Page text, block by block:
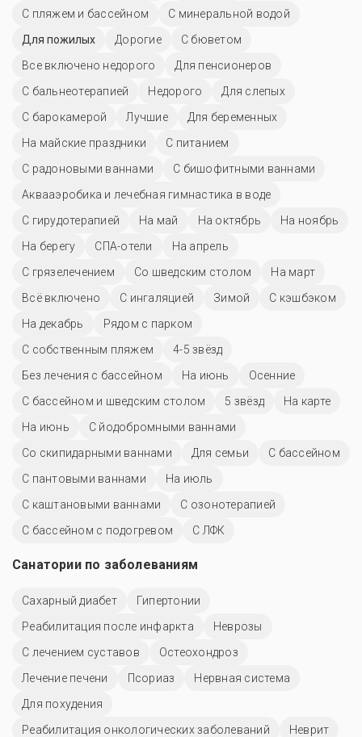
С пляжем и бассейном
С минеральной водой
Для пожилых
Дорогие
С бюветом
Все включено недорого
Для пенсионеров
С бальнеотерапией
Недорого
Для слепых
С барокамерой
Лучшие
Для беременных
На майские праздники
С питанием
С радоновыми ваннами
С бишофитными ваннами
Аквааэробика и лечебная гимнастика в воде
С гирудотерапией
На май На октябрь
На ноябрь
На берегу
СПА-отели
На апрель
С грязелечением
Со шведским столом
На март
Всё включено
С ингаляцией Зимой
С кэшбэком
На декабрь
Рядом с парком
С собственным пляжем
4-5 звёзд
Без лечения с бассейном
На июнь
Осенние
С бассейном и шведским столом
5 звёзд
На карте
На июнь
С йодобромными ваннами
Со скипидарными ваннами
Для семьи
C бассейном
С пантовыми ваннами
На июль
С каштановыми ваннами
С озонотерапией
С бассейном с подогревом
С ЛФК
Санатории по заболеваниям
Сахарный диабет
Гипертонии
Реабилитация после инфаркта
Неврозы
С лечением суставов
Остеохондроз
Лечение печени
Псориаз
Нервная система
Для похудения
Реабилитация онкологических заболеваний
Неврит